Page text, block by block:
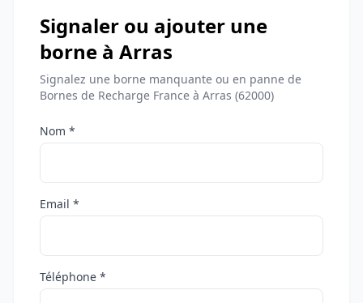
Signaler ou ajouter une
borne à Arras
Signalez une borne manquante ou en panne de
Bornes de Recharge France à Arras (62000)
Nom *
Email *
Téléphone *